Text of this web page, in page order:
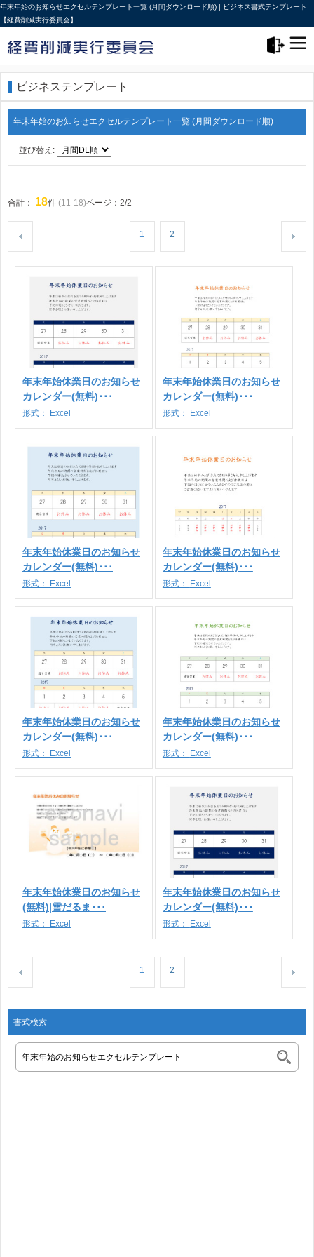
年末年始のお知らせエクセルテンプレート一覧 (月間ダウンロード順) | ビジネス書式テンプレート
【経費削減実行委員会】
ビジネステンプレート
年末年始のお知らせエクセルテンプレート一覧 (月間ダウンロード順)
並び替え:
合計： 18件 (11-18)ページ：2/2
1 2
年末年始休業日のお知らせ
カレンダー(無料)･･･
形式： Excel
年末年始休業日のお知らせ
カレンダー(無料)･･･
形式： Excel
年末年始休業日のお知らせ
カレンダー(無料)･･･
形式： Excel
年末年始休業日のお知らせ
カレンダー(無料)･･･
形式： Excel
年末年始休業日のお知らせ
カレンダー(無料)･･･
形式： Excel
年末年始休業日のお知らせ
カレンダー(無料)･･･
形式： Excel
年末年始休業日のお知らせ
(無料)|雪だるま･･･
形式： Excel
年末年始休業日のお知らせ
カレンダー(無料)･･･
形式： Excel
1 2
書式検索